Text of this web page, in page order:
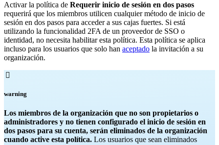
Activar la política de Requerir inicio de sesión en dos pasos
requerirá que los miembros utilicen cualquier método de inicio de
sesión en dos pasos para acceder a sus cajas fuertes. Si está
utilizando la funcionalidad 2FA de un proveedor de SSO o
identidad, no necesita habilitar esta política. Esta política se aplica
incluso para los usuarios que solo han aceptado la invitación a su
organización.

warning
Los miembros de la organización que no son propietarios o
administradores y no tienen configurado el inicio de sesión en
dos pasos para su cuenta, serán eliminados de la organización
cuando active esta política. Los usuarios que sean eliminados